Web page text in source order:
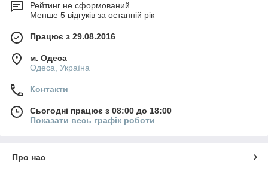
Рейтинг не сформований
Менше 5 відгуків за останній рік
Працює з 29.08.2016
м. Одеса
Одеса, Україна
Контакти
Сьогодні працює з 08:00 до 18:00
Показати весь графік роботи
Про нас